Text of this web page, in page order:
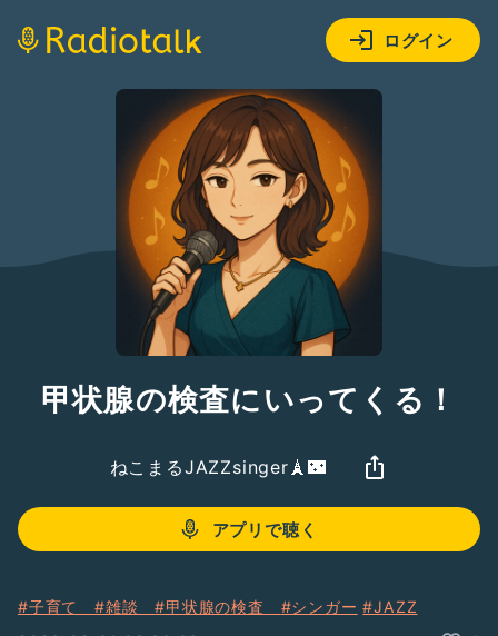
ログイン
甲状腺の検査にいってくる！
ねこまるJAZZsinger🗼🌃
アプリで聴く
#子育て #雑談#甲状腺の検査 #シンガー #JAZZ